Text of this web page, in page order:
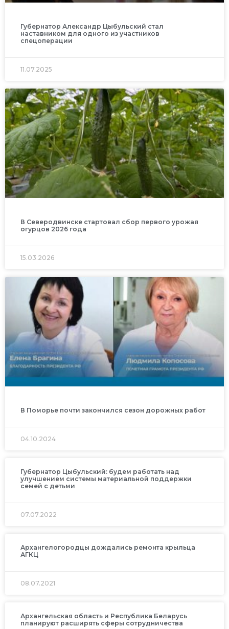
Губернатор Александр Цыбульский стал
наставником для одного из участников
спецоперации
11.07.2025
В Северодвинске стартовал сбор первого урожая
огурцов 2026 года
15.03.2026
В Поморье почти закончился сезон дорожных работ
04.10.2024
Губернатор Цыбульский: будем работать над
улучшением системы материальной поддержки
семей с детьми
07.07.2022
Архангелогородцы дождались ремонта крыльца
АГКЦ
08.07.2021
Архангельская область и Республика Беларусь
планируют расширять сферы сотрудничества